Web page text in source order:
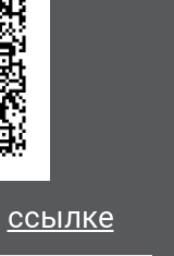
ссылке